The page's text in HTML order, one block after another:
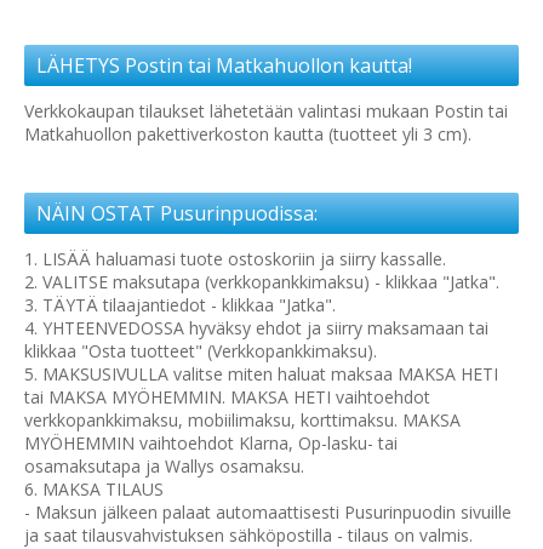
LÄHETYS Postin tai Matkahuollon kautta!
Verkkokaupan tilaukset lähetetään valintasi mukaan Postin tai
Matkahuollon pakettiverkoston kautta (tuotteet yli 3 cm).
NÄIN OSTAT Pusurinpuodissa:
1. LISÄÄ haluamasi tuote ostoskoriin ja siirry kassalle.
2. VALITSE maksutapa (verkkopankkimaksu) - klikkaa "Jatka".
3. TÄYTÄ tilaajantiedot - klikkaa "Jatka".
4. YHTEENVEDOSSA hyväksy ehdot ja siirry maksamaan tai
klikkaa "Osta tuotteet" (Verkkopankkimaksu).
5. MAKSUSIVULLA valitse miten haluat maksaa MAKSA HETI
tai MAKSA MYÖHEMMIN. MAKSA HETI vaihtoehdot
verkkopankkimaksu, mobiilimaksu, korttimaksu. MAKSA
MYÖHEMMIN vaihtoehdot Klarna, Op-lasku- tai
osamaksutapa ja Wallys osamaksu.
6. MAKSA TILAUS
- Maksun jälkeen palaat automaattisesti Pusurinpuodin sivuille
ja saat tilausvahvistuksen sähköpostilla - tilaus on valmis.